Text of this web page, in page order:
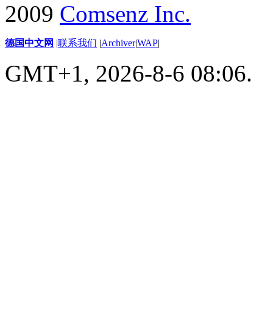
2009 Comsenz Inc.
德国中文网 |联系我们 |Archiver|WAP|
GMT+1, 2026-8-6 08:06.